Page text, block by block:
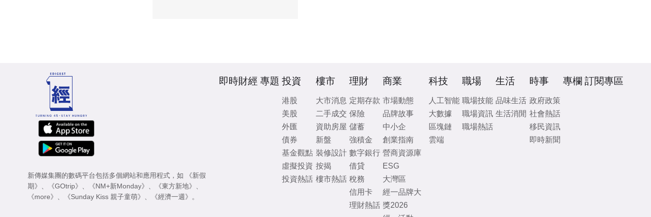
新傳媒集團的數碼平台包括多個網站和應用程式，如
《新假
期》
《GOtrip》 《NM+新Monday》 《東方新地》
《more》
《Sunday Kiss 親子童萌》 《經濟一週》 。
即時財經 專題 投資
港股
美股
外匯
債券
基金觀點
虛擬投資
投資熱話
樓市
大市消息
二手成交
資助房屋
新盤
裝修設計
按揭
樓市熱話
理財
定期存款
保險
儲蓄
強積金
數字銀行
借貸
稅務
信用卡
理財熱話
商業
市場動態
品牌故事
中小企
創業指南
營商資源庫
ESG
大灣區
經一品牌大
獎2026
科技
人工智能
大數據
區塊鏈
雲端
職場
職場技能
職場資訊
職場熱話
生活
品味生活
生活消閒
時事
政府政策
社會熱話
移民資訊
即時新聞
專欄 訂閱專區